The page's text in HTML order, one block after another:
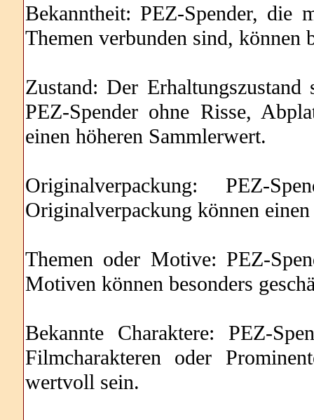
Bekanntheit: PEZ-Spender, die
Themen verbunden sind, können
Zustand: Der
PEZ-Spender ohne Risse,
einen höheren Sammlerwert.
Originalverpackung: PEZ-
Originalverpackung können
Themen oder Motive: PEZ-
Motiven können besonders
Bekannte Charaktere: PEZ-
Filmcharakteren oder
wertvoll sein.